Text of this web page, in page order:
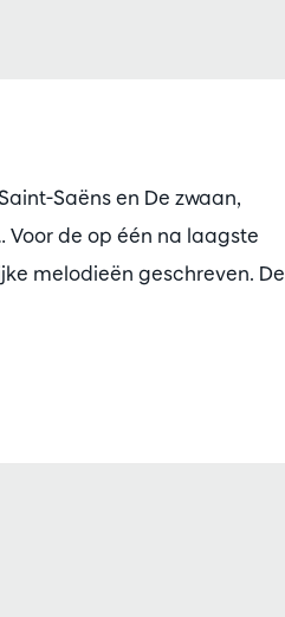
Saëns en De zwaan,
de op één na laagste
melodieën geschreven. De